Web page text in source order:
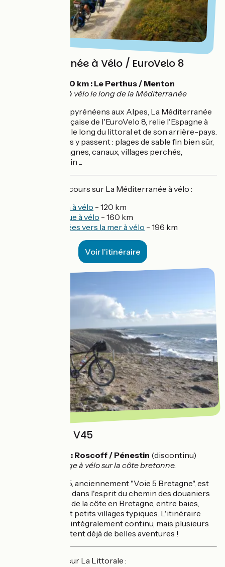
La Méditerranée à Vélo / EuroVelo 8
850 km : Le Perthus / Menton
Voyage à vélo le long de la Méditerranée
Des contreforts pyrénéens aux Alpes, La Méditerranée
à vélo, partie française de l'EuroVelo 8, relie l'Espagne à
l'Italie en traçant le long du littoral et de son arrière-pays.
Tous les paysages y passent : plages de sable fin bien sûr,
mais aussi montagnes, canaux, villages perchés,
patrimoine romain ...
Nos idées de parcours sur La Méditerranée à vélo :
Le Luberon à vélo - 120 km
La Camargue à vélo - 160 km
Des Pyrénées vers la mer à vélo - 196 km
Voir l'itinéraire
La Littorale - V45
600 km : Roscoff / Pénestin (discontinu)
Voyage à vélo sur la côte bretonne.
La Littorale - V45, anciennement "Voie 5 Bretagne", est
un parcours vélo dans l'esprit du chemin des douaniers
qui s'étale le long de la côte en Bretagne, entre baies,
criques, grèves et petits villages typiques. L'itinéraire
n'est pas encore intégralement continu, mais plusieurs
portions permettent déjà de belles aventures !
Nos échappées sur La Littorale :